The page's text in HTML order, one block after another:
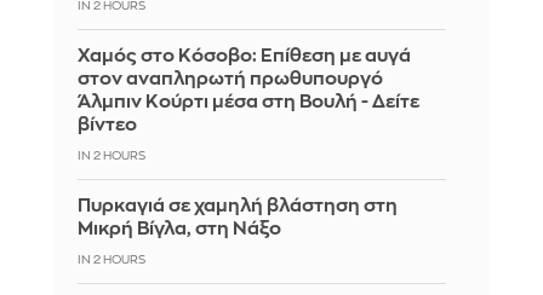
IN 2 HOURS
Χαμός στο Κόσοβο: Επίθεση με αυγά
στον αναπληρωτή πρωθυπουργό
Άλμπιν Κούρτι μέσα στη Βουλή - Δείτε
βίντεο
IN 2 HOURS
Πυρκαγιά σε χαμηλή βλάστηση στη
Μικρή Βίγλα, στη Νάξο
IN 2 HOURS